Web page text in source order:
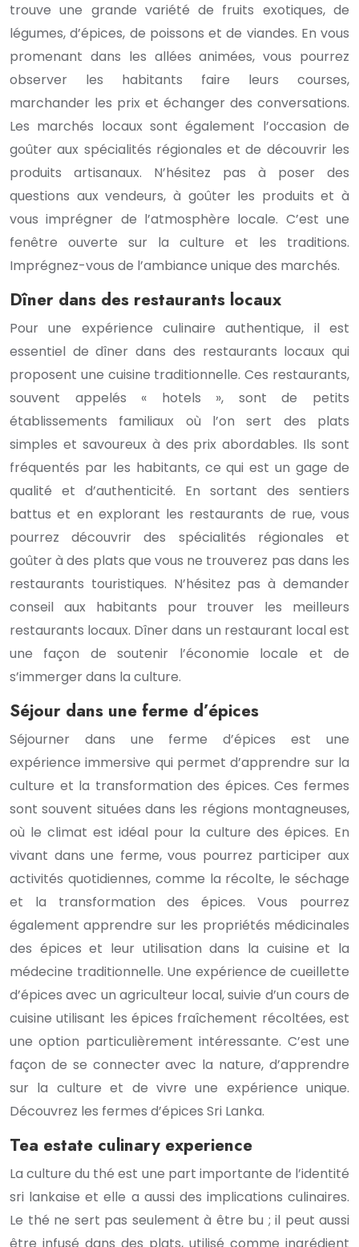
trouve une grande variété de fruits exotiques, de
légumes, d’épices, de poissons et de viandes. En vous
promenant dans les allées animées, vous pourrez
observer les habitants faire leurs courses,
marchander les prix et échanger des conversations.
Les marchés locaux sont également l’occasion de
goûter aux spécialités régionales et de découvrir les
produits artisanaux. N’hésitez pas à poser des
questions aux vendeurs, à goûter les produits et à
vous imprégner de l’atmosphère locale. C’est une
fenêtre ouverte sur la culture et les traditions.
Imprégnez-vous de l’ambiance unique des marchés.
Dîner dans des restaurants locaux
Pour une expérience culinaire authentique, il est
essentiel de dîner dans des restaurants locaux qui
proposent une cuisine traditionnelle. Ces restaurants,
souvent appelés « hotels », sont de petits
établissements familiaux où l’on sert des plats
simples et savoureux à des prix abordables. Ils sont
fréquentés par les habitants, ce qui est un gage de
qualité et d’authenticité. En sortant des sentiers
battus et en explorant les restaurants de rue, vous
pourrez découvrir des spécialités régionales et
goûter à des plats que vous ne trouverez pas dans les
restaurants touristiques. N’hésitez pas à demander
conseil aux habitants pour trouver les meilleurs
restaurants locaux. Dîner dans un restaurant local est
une façon de soutenir l’économie locale et de
s’immerger dans la culture.
Séjour dans une ferme d’épices
Séjourner dans une ferme d’épices est une
expérience immersive qui permet d’apprendre sur la
culture et la transformation des épices. Ces fermes
sont souvent situées dans les régions montagneuses,
où le climat est idéal pour la culture des épices. En
vivant dans une ferme, vous pourrez participer aux
activités quotidiennes, comme la récolte, le séchage
et la transformation des épices. Vous pourrez
également apprendre sur les propriétés médicinales
des épices et leur utilisation dans la cuisine et la
médecine traditionnelle. Une expérience de cueillette
d’épices avec un agriculteur local, suivie d’un cours de
cuisine utilisant les épices fraîchement récoltées, est
une option particulièrement intéressante. C’est une
façon de se connecter avec la nature, d’apprendre
sur la culture et de vivre une expérience unique.
Découvrez les fermes d’épices Sri Lanka.
Tea estate culinary experience
La culture du thé est une part importante de l’identité
sri lankaise et elle a aussi des implications culinaires.
Le thé ne sert pas seulement à être bu ; il peut aussi